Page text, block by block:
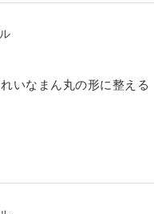
いなまん丸の形に整える